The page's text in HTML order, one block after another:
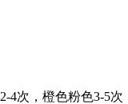
次，橙色粉色3-5